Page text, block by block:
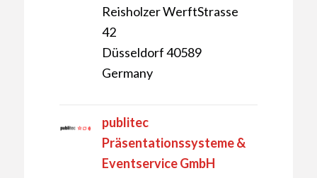
Reisholzer WerftStrasse
42
Düsseldorf 40589
Germany
publitec
Präsentationssysteme &
Eventservice GmbH